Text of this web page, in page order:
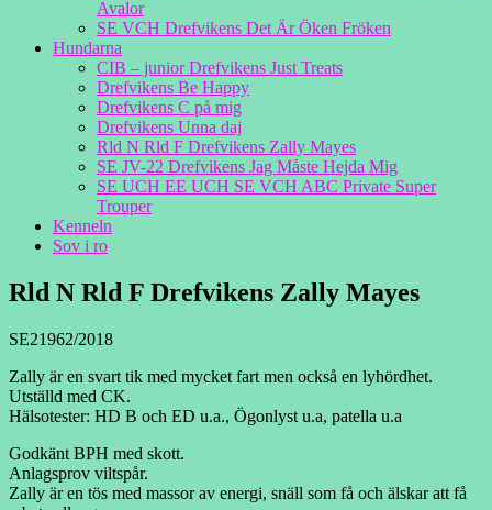
Avalor
SE VCH Drefvikens Det Är Öken Fröken
Hundarna
CIB – junior Drefvikens Just Treats
Drefvikens Be Happy
Drefvikens C på mig
Drefvikens Unna daj
Rld N Rld F Drefvikens Zally Mayes
SE JV-22 Drefvikens Jag Måste Hejda Mig
SE UCH EE UCH SE VCH ABC Private Super
Trouper
Kenneln
Sov i ro
Rld N Rld F Drefvikens Zally Mayes
SE21962/2018
Zally är en svart tik med mycket fart men också en lyhördhet.
Utställd med CK.
Hälsotester: HD B och ED u.a., Ögonlyst u.a, patella u.a
Godkänt BPH med skott.
Anlagsprov viltspår.
Zally är en tös med massor av energi, snäll som få och älskar att få